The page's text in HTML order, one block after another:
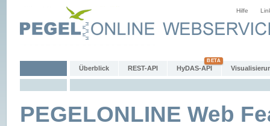
Hilfe
Überblick REST-API HyDAS-API
PEGELONLINE Web